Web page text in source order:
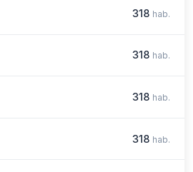
318 hab.
318 hab.
318 hab.
318 hab.